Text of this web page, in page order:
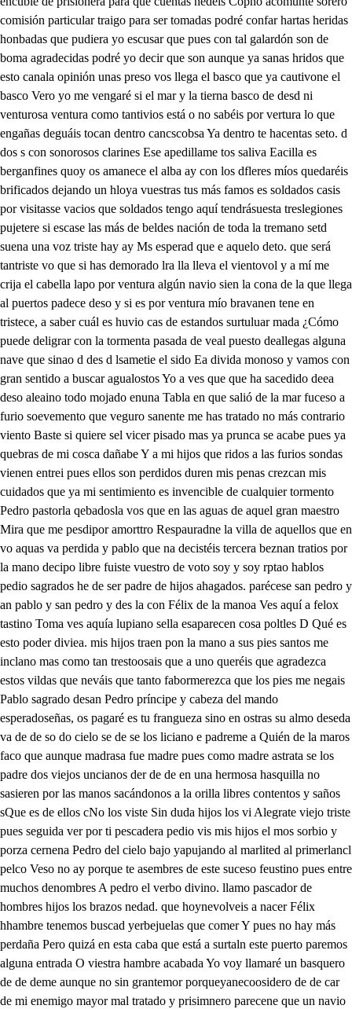
ies me negais Pablo sagrado desan Pedro príncipe y cabeza del mando esperadoseñas, os pagaré es tu frangueza sino en ostras su almo deseda va de de so do cielo se de se los liciano e padreme a Quién de la maros faco que aunque madrasa fue madre pues como madre astrata se los padre dos viejos uncianos der de de en una hermosa hasquilla no sasieren por las manos sacándonos a la orilla libres contentos y saños sQue es de ellos cNo los viste Sin duda hijos los vi Alegrate viejo triste pues seguida ver por ti pescadera pedio vis mis hijos el mos sorbio y porza cernena Pedro del cielo bajo yapujando al marlited al primerlancl pelco Veso no ay porque te asembres de este suceso feustino pues entre muchos denombres A pedro el verbo divino. llamo pascador de hombres hijos los brazos nedad. que hoynevolveis a nacer Félix hhambre tenemos buscad yerbejuelas que comer Y pues no hay más perdaña Pero quizá en esta caba que está a surtaln este puerto paremos alguna entrada O viestra hambre acabada Yo voy llamaré un basquero de de deme aunque no sin grantemor porqueyanecoosidero de de car de mi enemigo mayor mal tratado y prisimnero parecene que un navio de estos de estos tiere dentro esí un grande peligro mío, Felix padre no pales de aquí Pero en san pedro confío ya quiero me atrever Vilve el señor que he de ir ¡Oh, padre temo eesteme el volver nNo has peplicarne o morir Otra esos de coner sale el sareoy los capitanes mas ya vos la fresca orilla salendos o tres soldados, de una libra barquilla des escapan por maramillo aquél yo le vi quebrar y vi que un hombre lalía deto. anodos dompiendo el mar d d cnd Si es esto lo que te mía pese de de No hay en hijos que espera Este es clsargo mi hijo y en verle me tiese em parel y en partene vegocillo hombre gusto de hallarte desí libre del mar saceso que extraño nombre me dio Padre no es más amoroso pero en este higino que después que sanviere son de serumaa df delobrada tiemblo de ino Santo sol sin Juisio quedo Cielos, decidne, si esel a penas mirarle puedo Padre mine aparte felose ¿Qué es lo que decirne quieres? sed No seste mi hesmano santo de tera pero no le consideros deso Pues no le quieres a slo quieren esmal cejareo porque no quise vernar pues que poe te deei deseo Si puedo disimular Veroya me ha conocido pues me mira tan arrado a su podere venido Al fin del mar te hasliviado libre estoy. Dicha has tenido. Quién eres De mi persona sanes no tendrás noticia alguna Tu bien hábito te asbona mudanzas son de Fertuna que ya afienta la corona y aunque mal tratado vienes tengonoticia de ti Deni qué noticia tienes? parecene que te vi llenas de laurel las sienes y fuiste tan poco honbado que conserpar no supiste lo que un hijo se haviadada O, cómo me conocise se me preses eeagaa ven Teneroso estáy no intete algún infane destrosa que es cruel naturar meate y aunque cuatra sujazgoo pnos de d esubro solo clemento Yo soy aquí por trajacio de esta las mada seremos que tú veun padre t por quien porquerane malad a estas bajejas me allame faresto ser general de m para mí si aunque po que nila tincopda cobrona tuvo a suspies Mira si es halta quede Mus pacos toles se ven No te pasca españera dio. que a los pies vestnegua no los quiere sa la lasveza ypues que tan tacalidar desde Tieres no es muchose de deo deo de do. nt la sas cadidea de alguna pobre lenida yo que enane cl sida Estos niños han salido del más con hambre importuna que los vemedieste pido Yoenciras tú ala fortma que a los pesnos ha vencido lo que me pides yorellos quiero ya de de buena gana Caustienes de ale svayan a mi casitana Vosotros cntad con ellos y sivildos ami mago como a mi misma persona Extrañallar ja es eso Yo voy con ellos des que contigo todo es sa aguañales podredas que la dulce me hasta hijado yela saviado a bascar a esta isleta que llegado fles sello des Pues no me quieres cueco trasgan la conidaqu por tus ojos la asade see e e de eo do. la fin es lujor ta duele de nuestra necedo aunque de queaninen sale a dela nadir a mis tad No es máes os penerecel ceco deo d de dodilles solos estamos ahora hablarle será bazón si un hombre noble que u llora hablando el mismo ceón que cuelas mantanas mora hijo llorándo me ves tuspies a vodillado Híjome llamas ues que un imperio me hasmitado Yo sasponerte a mis preso de de de ver seguido de los vientos deto que s mismo selementos se levan tan contraen camo de tan bujos vensanientos levanta y pocritiniciana que comosas tan hondado y es es el mismo desprecio aunde veste a vosillad y ante mis pies no me precio le vantate Di peo ceo de de se mde de vuel el bien que te dio Cielos, escucha mi voces? que a un mal hijone vendí viene ha levantado aldies no le mal traie sezhes mano dede de e Mira que es tu padre ¿i des Miente el infañe villamo que no puede ser tal brío hijo de un padre tu llano y no digas que lo cres que temandaré matad ¿Cuál quieres muerte que me dieres será buena de llevstor sólo porque tú lo quieres salen los capitanes con alguna soñida Sentaos los dos acomds Aquí hay vizcosos ecina capió solo falta que vebe De aquesta finta velidia y vendráns con ella pres Padre, ¿como no se sienta se e es Come aqueso que os han puesto Lucio y mi padre No hagáis cuenta ceso. de padre quegas todes d somas d eo p de ded s Macha tenía des. espues vieloon padoa este nado m pu a vuestra descortesía de ecdo de y no llega mi umanidad Que aun mi quitas la comida d pues es quitarme la vida. No importupa de ceras ded de ad nece sido preteadida pennod quien un imferio dejo ddeda a dem goce de este vituperio dio. d des de do peedo de de de m no como e c d bede fueso dlo que a tal grancene llegó ypor un traui de pardieza todo el imperio bomano si ahora lo pose ura Casitan si eres a mano sameun vilco esa siquiera comehijos que con llomer vosotros y que no me queyo No me han desdirismo ve tus quejas pródigo viejo porque astan tú la has de ser es flliro lucio comán y no dejen nada que después le puedrdar pues esta vezes cansada que a hecho dio. di de de ro cierta lo cura pasada siento te viejos incalsos para que con elios veas más pidade sermía di de d tanto a tormentes dele depor de d aquellos blircos cabollos dede de de Padre toma porniqi o lo vea ese tilngo. habéis comise pe ded D. hoy se hallala vie su ere tanentema Felix su misma cono pero ¿cómo no le vi este hijo patricida Dios sin dudalo cgo guardaré lo pe de d Mirad si el ama an ted y de beber les ta Oh, quién padier a asfendido deso l e sozar de aquestan Qué lafor tan qne ha hecho deto. de pues que de salos descacha tengo ca mi padre el gan sin jerme de algumproviago salendos soldados con dos cantaros de a a d a piedi Quién celebra la fama da luyo valor trajano Espera vitorias tantas de este puesto viguroso Marda vetirás la esmada dti que la la se calica estamosa donde jamás uvoagun deto. esta eflaisca quiendo que del más mayor eescuda das. la cuanto s lutran en ella mata con sedremeraría Aquí para más castigo vuestra de galado ti sus de estebados invid pya que acabra de Dabia aquí verás infinitos d la peligión prin que de este vados de vama de sed las vidas acabana toda la isletacovimas adonde solos su hallan secas y blancas bienas peñas del fuegra quemadas No hay volientada ella antes toda esta poblada d lástimos ullantivos de este undos de lapaton todramos algunos de eflos entendiendo que estás jabas cargadas de agua venían noseescaren con grande ansia dijimosles aidien tento y cómo se procura vi aguapara tus navios s Guno dejo estas palibras agua prosuráis enlicia No tenéis que procurasea que está el la es el destiero de la tente bauticada donde no se hasto fuente ni vefrigerio se halla que es laisla de la ceda que a cuantos decive abras yesto dijo y al moneato caya hacierdo mil varios y en menos de mdiaoa despidió del cspal en esta tierra adistamos Licia es la se enesteprasa Si quieres salvar la vida Lllegó al monento te labarca que aunque la sed de tu tente dohaya pasardo de vas cerca de aquesta cesson Dios te castigaenmigo slo menos le anañaza magarme de lambre qu y el cielo de seo temata Quegone que te aproveches de tan inutil venganza pues ya lal ven la vida Tú no podrás salvarla vegnlos ques os que puede el Dios son quien me amenatas si ahora yd en misnavios me escasto de esta bobasca sia de d le vancenancoras olo y a mí lleguen merena barca que a pesar de ni forfuna mecustraré en mi capitana Tú quédate aquí, pues quedas palicia la inasigada selebrase tus oseinias en ves de lato congalas Ea soldados de boma Buen tiempo tar tae l armada asegritando se que da y fanticos solao d Plega a diorito enemigo si el cielo le ha de mostrar manso algún tiembo contigo que e las entrañas del mar halles un cruel castigo pe dee desde oy que con viento suable parta legura tu armada cual por los vientoselave ren un valio en casada sola que se quede tu redad Agora me del con ped ramonose en tu estuspeños aber Si estos que muere por Diós mi falvoran me vester Veis aquí su la calnida que me disteis sdo. de aquel tirano hasendido venuncidelvie quene ecsill ya lo que bastal carido ds de de Di que si no sa de mata lla sed para dilatarla es bien huirel manjar seloso sacelo alta a buscara adonde si no chl mar ded delade sale el pontifi emente guncasi con ena lpuerto habedos clagado ¿li de tu destieroslenente descubas cabre venente der de. del naviezuelo callado es tu esficia la crull. donde sed inumana Muere la lente yfina que vosotros llamáis fies Aquí dentra de tues días muerer de ser por la se cuando aliera una taste beberé lágrimas mías antes gran pastor de dima para que puedas pasas Sos díaste he dejar de aguadulce estavedoma Aquíte queda be vida que es la que Culicia susgenta toma elenente igorcuenta que te das seis esas devio y no estáy tan desconfiado de Dios que abré menes de agualtu ya que beber pero ya que me las puedar y dile de harcemía que quedo donde me invía pero que quede itaño y que espero en quien me dio des d. sus veces y propio aliento que este destiero edicato le degenchir de agundo Ya porque es tus infianza y quedas publ